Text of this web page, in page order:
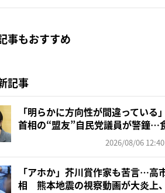
事もおすすめ
記事
「明らかに方向性が間違っている
首相の“盟友”自民党議員が警鐘…
2026/08/06 12:40
「アホか」芥川賞作家も苦言…高
相 熊本地震の視察動画が大炎上